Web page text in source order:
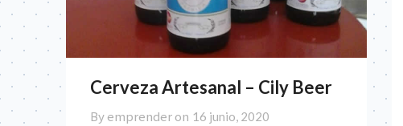
Cerveza Artesanal – Cily Beer
By emprender on 16 junio, 2020